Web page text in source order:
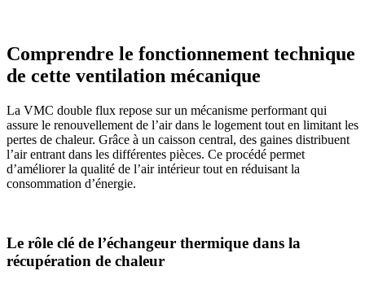
Comprendre le fonctionnement technique
de cette ventilation mécanique
La VMC double flux repose sur un mécanisme performant qui
assure le renouvellement de l’air dans le logement tout en limitant les
pertes de chaleur. Grâce à un caisson central, des gaines distribuent
l’air entrant dans les différentes pièces. Ce procédé permet
d’améliorer la qualité de l’air intérieur tout en réduisant la
consommation d’énergie.
Le rôle clé de l’échangeur thermique dans la
récupération de chaleur